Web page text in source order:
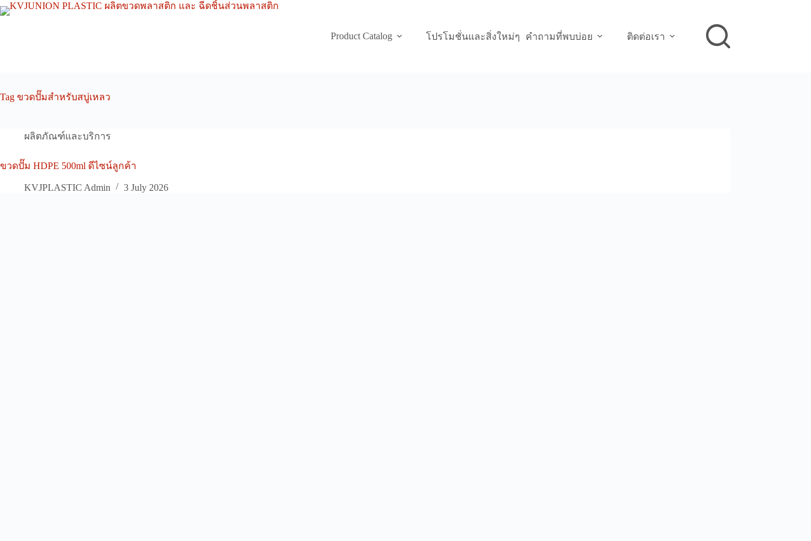
Skip
to
Product Catalog
โปรโมชั่นและสิ่งใหม่ๆ คำถามที่พบบ่อย ติดต่อเรา
Tag ขวดปั๊มสำหรับสบู่เหลว
ผลิตภัณฑ์และบริการ
ขวดปั๊ม HDPE 500ml ดีไซน์ลูกค้า
KVJPLASTIC Admin 3 July 2026